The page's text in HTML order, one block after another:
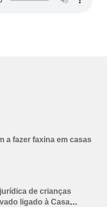
a fazer faxina em casas
de crianças
ligado à Casa